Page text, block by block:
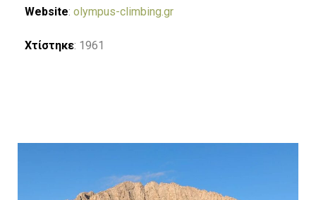
Website: olympus-climbing.gr
Χτίστηκε: 1961